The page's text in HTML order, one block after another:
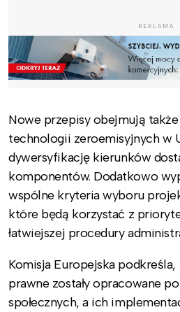
REKLAMA
Nowe przepisy obejmują
technologii zeroemisyjnych w
dywersyfikację kierunków
komponentów. Dodatkowo
wspólne kryteria wyboru
które będą korzystać z
łatwiejszej procedury
Komisja Europejska
prawne zostały opracowane
społecznych, a ich